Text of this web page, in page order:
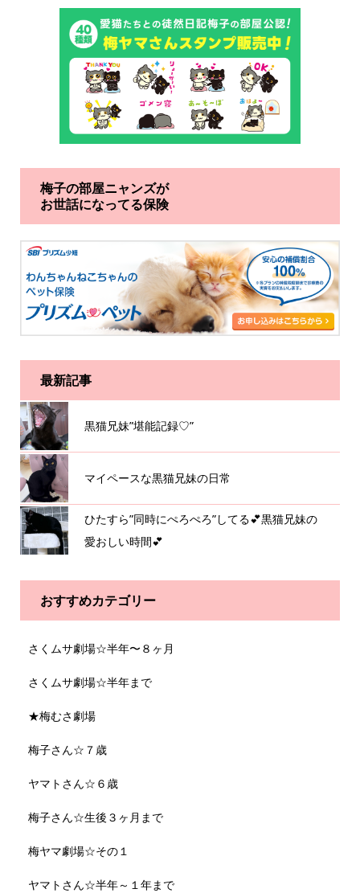
梅子の部屋ニャンズが
お世話になってる保険
最新記事
黒猫兄妹”堪能記録♡”
マイペースな黒猫兄妹の日常
ひたすら”同時にぺろぺろ”してる💕黒猫兄妹の
愛おしい時間💕
おすすめカテゴリー
さくムサ劇場☆半年〜８ヶ月
さくムサ劇場☆半年まで
★梅むさ劇場
梅子さん☆７歳
ヤマトさん☆６歳
梅子さん☆生後３ヶ月まで
梅ヤマ劇場☆その１
ヤマトさん☆半年～１年まで